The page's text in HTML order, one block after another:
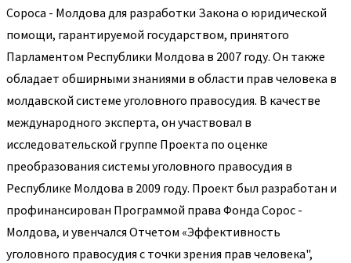
Сороса - Молдова для разработки Закона о юридической
помощи, гарантируемой государством, принятого
Парламентом Республики Молдова в 2007 году. Он также
обладает обширными знаниями в области прав человека в
молдавской системе уголовного правосудия. В качестве
международного эксперта, он участвовал в
исследовательской группе Проекта по оценке
преобразования системы уголовного правосудия в
Республике Молдова в 2009 году. Проект был разработан и
профинансирован Программой права Фонда Сорос -
Молдова, и увенчался Отчетом «Эффективность
уголовного правосудия с точки зрения прав человека",